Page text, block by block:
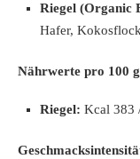
Riegel (Organic
Hafer,
Nährwerte pro 100
Riegel: Kcal 383